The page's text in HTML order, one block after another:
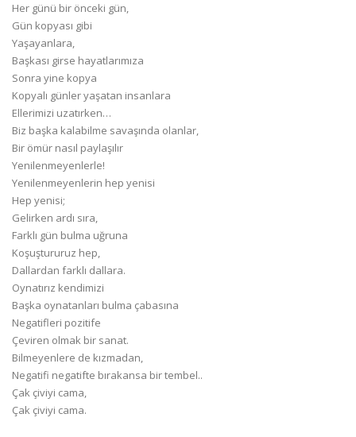
Her günü bir önceki gün,
Gün kopyası gibi
Yaşayanlara,
Başkası girse hayatlarımıza
Sonra yine kopya
Kopyalı günler yaşatan insanlara
Ellerimizi uzatırken…
Biz başka kalabilme savaşında olanlar,
Bir ömür nasıl paylaşılır
Yenilenmeyenlerle!
Yenilenmeyenlerin hep yenisi
Hep yenisi;
Gelirken ardı sıra,
Farklı gün bulma uğruna
Koşuştururuz hep,
Dallardan farklı dallara.
Oynatırız kendimizi
Başka oynatanları bulma çabasına
Negatifleri pozitife
Çeviren olmak bir sanat.
Bilmeyenlere de kızmadan,
Negatifi negatifte bırakansa bir tembel..
Çak çiviyi cama,
Çak çiviyi cama.